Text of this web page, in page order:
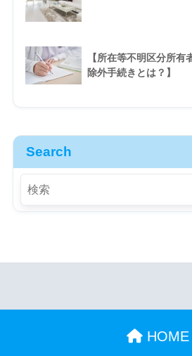
【所在等不明区分所
除外手続きとは？】
Search
HOME